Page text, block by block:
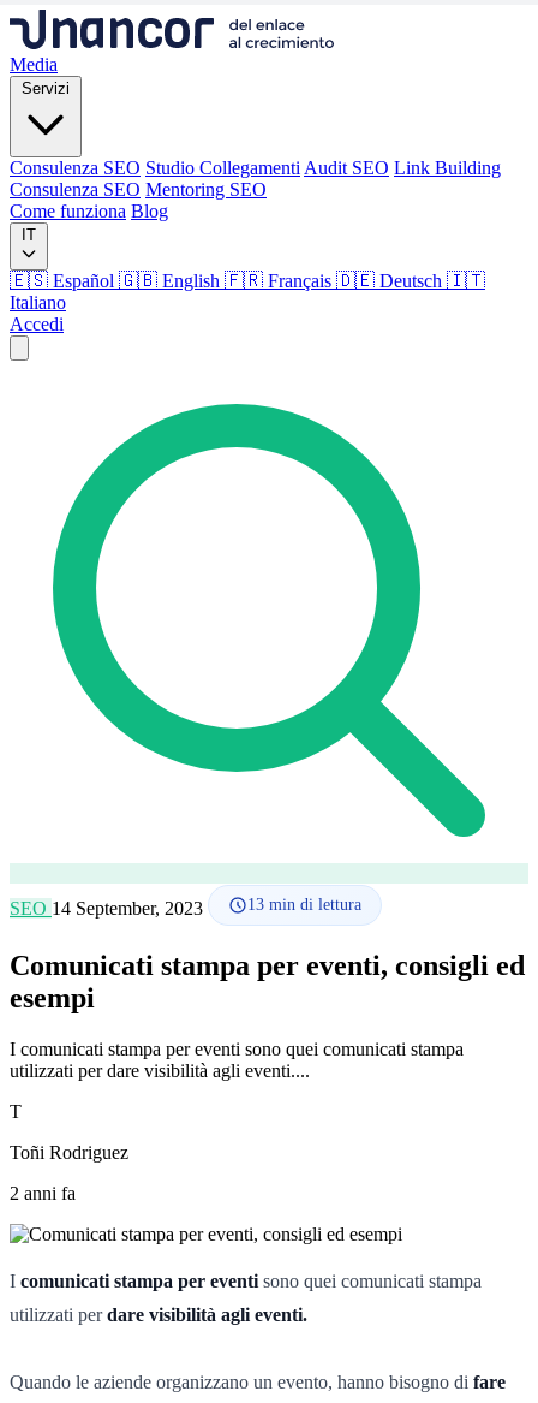
Media
Servizi
Consulenza SEO Studio Collegamenti Audit SEO Link Building
Consulenza SEO Mentoring SEO
Come funziona Blog
IT
🇪🇸 Español 🇬🇧 English 🇫🇷 Français 🇩🇪 Deutsch 🇮🇹
Italiano
Accedi
Consulenza SEO Studio Collegamenti Audit SEO
Consulenza SEO
Come funziona
Lingua
🇪🇸 ES
🇬🇧 EN
Accedi
SEO 14 September, 2023 13 min di lettura
Comunicati stampa per eventi, consigli ed
esempi
I comunicati stampa per eventi sono quei comunicati stampa
utilizzati per dare visibilità agli eventi....
T
Toñi Rodriguez
2 anni fa
I comunicati stampa per eventi sono quei comunicati stampa
utilizzati perdare visibilità agli eventi.
Quando le aziende organizzano un evento, hanno bisogno di fare